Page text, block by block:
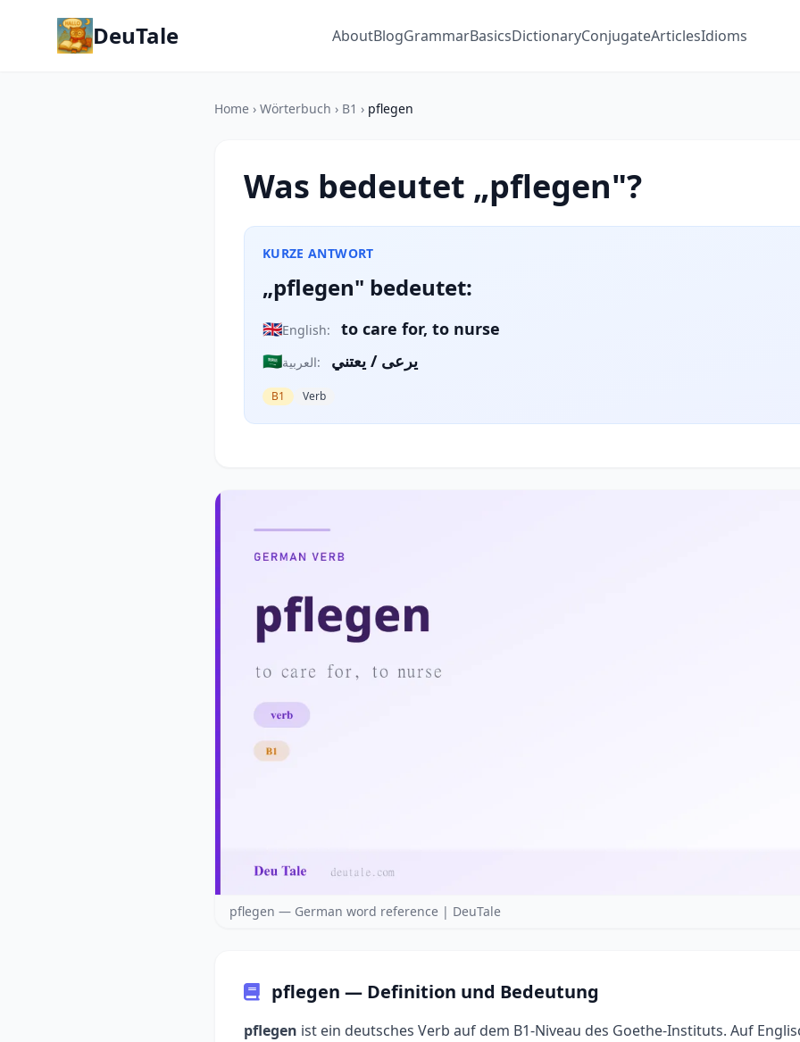
DeuTale AboutBlogGrammarBasicsDictionaryConjugateArticlesIdioms
Home › Wörterbuch › B1 › pflegen
Was bedeutet „pflegen"?
KURZE ANTWORT
„pflegen" bedeutet:
🇬🇧English:
to care for, to nurse
🇸🇦
العربية: يرعى / يعتني
B1 Verb
pflegen — German word reference | DeuTale
pflegen — Definition und Bedeutung
pflegen ist ein deutsches Verb auf dem B1-Niveau des Goethe-Instituts. Auf